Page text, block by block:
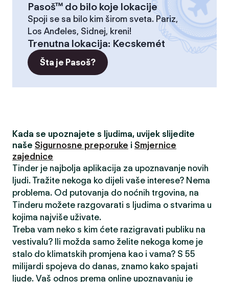
Pasoš™ do bilo koje lokacije
Spoji se sa bilo kim širom sveta. Pariz,
Los Anđeles, Sidnej, kreni!
Trenutna lokacija: Kecskemét
Šta je Pasoš?
Kada se upoznajete s ljudima, uvijek slijedite
naše Sigurnosne preporuke i Smjernice
zajednice
Tinder je najbolja aplikacija za upoznavanje novih
ljudi. Tražite nekoga ko dijeli vaše interese? Nema
problema. Od putovanja do noćnih trgovina, na
Tinderu možete razgovarati s ljudima o stvarima u
kojima najviše uživate.
Treba vam neko s kim ćete razigravati publiku na
vestivalu? Ili možda samo želite nekoga kome je
stalo do klimatskih promjena kao i vama? S 55
milijardi spojeva do danas, znamo kako spajati
ljude. Vaš odnos prema online upoznavanju je